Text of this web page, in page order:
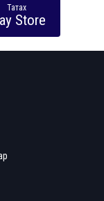
Татах
Store